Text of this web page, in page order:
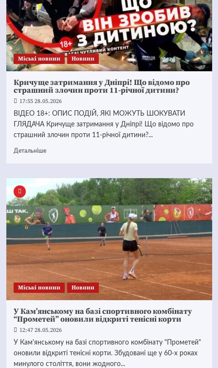
Mіські новини Новини
Кричуще затримання у Дніпрі! Що відомо про
страшний злочин проти 11-річної дитини?
17:55 28.05.2026
ВІДЕО 18+: ОПИС ПОДІЙ, ЯКІ МОЖУТЬ ШОКУВАТИ
ГЛЯДАЧА Кричуще затримання у Дніпрі! Що відомо про
страшний злочин проти 11-річної дитини?...
Детальніше
Mіські новини Новини
У Кам’янському на базі спортивного комбінату
“Прометей” оновили відкриті тенісні корти
12:47 28.05.2026
У Кам'янському на базі спортивного комбінату "Прометей"
оновили відкриті тенісні корти. Збудовані ще у 60-х роках
минулого століття, вони жодного...